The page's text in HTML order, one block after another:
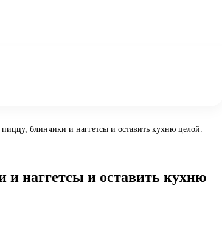
блинчики и наггетсы и оставить кухню целой.
и наггетсы и оставить кухню